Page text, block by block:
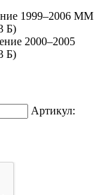
1999–2006 MM
Б)
2000–2005
Б)
Артикул: